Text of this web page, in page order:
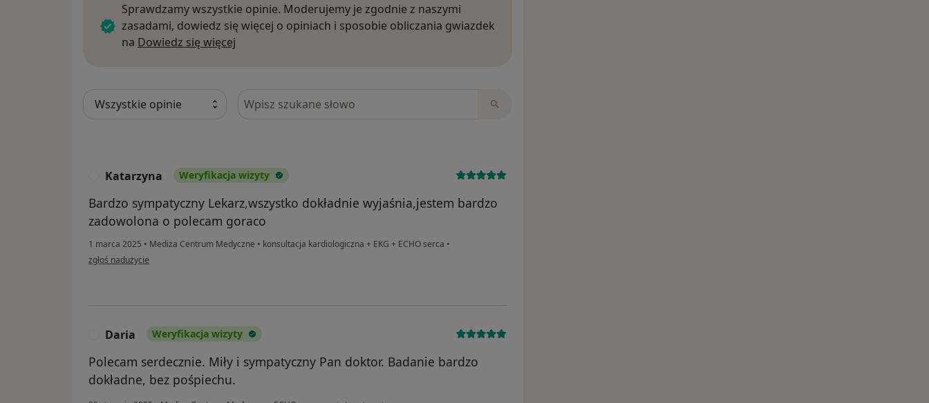
Sprawdzamy wszystkie opinie. Moderujemy je zgodnie z naszymi
zasadami, dowiedz się więcej o opiniach i sposobie obliczania gwiazdek
na Dowiedz się więcej
Szukaj w opiniach
Katarzyna Weryfikacja wizyty
Bardzo sympatyczny Lekarz,wszystko dokładnie wyjaśnia,jestem bardzo
zadowolona o polecam goraco
1 marca 2025 • Mediza Centrum Medyczne • konsultacja kardiologiczna + EKG + ECHO serca •
w opinii użytkownika Katarzyna
zgłoś nadużycie
Daria Weryfikacja wizyty
Polecam serdecznie. Miły i sympatyczny Pan doktor. Badanie bardzo
dokładne, bez pośpiechu.